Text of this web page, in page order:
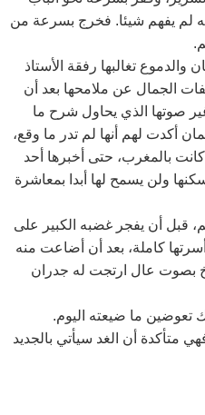
لم يفهم شيئا. فخرج بسرعة من
تغالبها رفقة الأستاذ
الجمال عن ملامحها بعد أن
صوتها الذي يحاول شرح ما
أكدت لهم أنها لم تدر ما وقع،
كانت بالمغرب، حتى أخبرها أحد
ولن يسمح لها أبدا بمعاشرة
قبل أن يفجر غضبه الكبير على
كاملة، بعد أن أضاعت منه
بصوت عال ارتجت له جدران
تعوضين ما ضيعته اليوم.
أن الغد سيأتي بالجديد